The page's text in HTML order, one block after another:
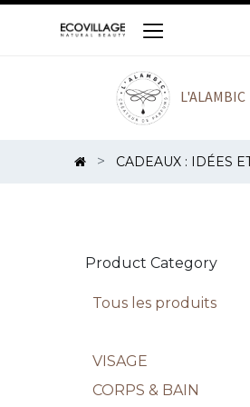
L'ALAMBIC
CADEAUX : IDÉES
Product Category
Tous les produits
VISAGE
CORPS & BAIN